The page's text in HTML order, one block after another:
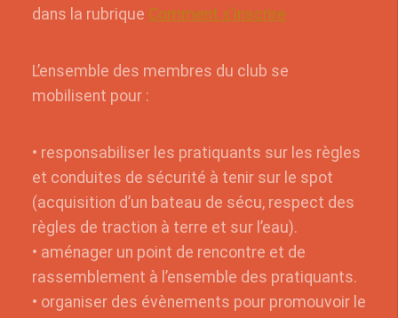
dans la rubrique Comment s’inscrire
L’ensemble des membres du club se
mobilisent pour :
• responsabiliser les pratiquants sur les règles
et conduites de sécurité à tenir sur le spot
(acquisition d’un bateau de sécu, respect des
règles de traction à terre et sur l’eau).
• aménager un point de rencontre et de
rassemblement à l’ensemble des pratiquants.
• organiser des évènements pour promouvoir le